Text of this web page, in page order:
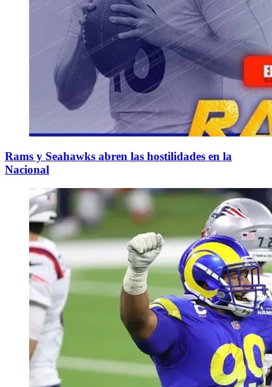
Rams y Seahawks abren las hostilidades en la
Nacional